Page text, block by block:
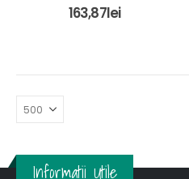
0out of 5
163,87lei
Informatii Utile